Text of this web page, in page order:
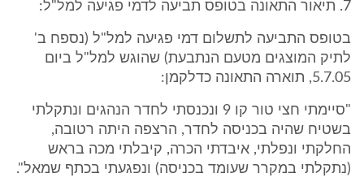
7. תיאור התאונה בטופס תביעה לדמי פגיעה למל"ל:
בטופס התביעה לתשלום דמי פגיעה למל"ל (נספח ב'
לתיק המוצגים מטעם הנתבעת) שהוגש למל"ל ביום
5.7.05, תוארה התאונה כדלקמן:
"סיימתי חצי טור קו 9 ונכנסתי לחדר הנהגים ונתקלתי
בשטיח שהיה בכניסה לחדר, הרצפה היתה רטובה,
החלקתי ונפלתי, איבדתי הכרה, קיבלתי מכה בראש
(נתקלתי במקרר שעומד בכניסה) ונפגעתי בכתף שמאל".